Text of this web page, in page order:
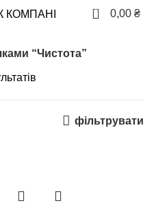
0 0,00 ₴
“Чистота”
фільтрувати